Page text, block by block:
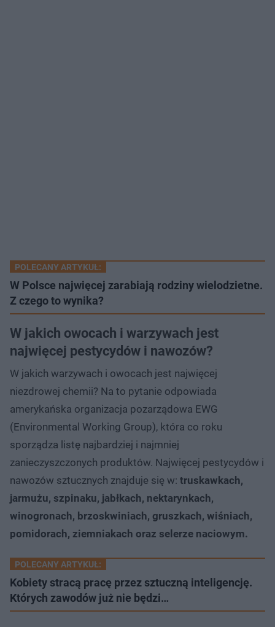
POLECANY ARTYKUŁ:
W Polsce najwięcej zarabiają rodziny wielodzietne.
Z czego to wynika?
W jakich owocach i warzywach jest
najwięcej pestycydów i nawozów?
W jakich warzywach i owocach jest najwięcej
niezdrowej chemii? Na to pytanie odpowiada
amerykańska organizacja pozarządowa EWG
(Environmental Working Group), która co roku
sporządza listę najbardziej i najmniej
zanieczyszczonych produktów. Najwięcej pestycydów i
nawozów sztucznych znajduje się w: truskawkach,
jarmużu, szpinaku, jabłkach, nektarynkach,
winogronach, brzoskwiniach, gruszkach, wiśniach,
pomidorach, ziemniakach oraz selerze naciowym.
POLECANY ARTYKUŁ:
Kobiety stracą pracę przez sztuczną inteligencję.
Których zawodów już nie będzi…